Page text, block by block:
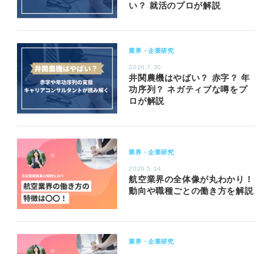
い？ 就活のプロが解説
業界・企業研究
2026.7.30
井関農機はやばい？ 赤字？ 年
功序列？ ネガティブな噂をプ
ロが解説
業界・企業研究
2026.5.14
航空業界の全体像が丸わかり！
動向や職種ごとの働き方を解説
業界・企業研究